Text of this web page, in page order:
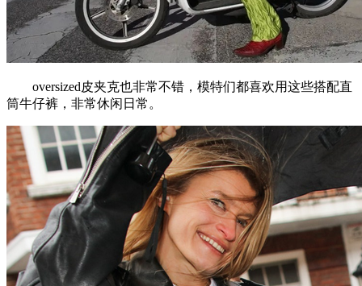
oversized皮夹克也非常不错，模特们都喜欢用这些搭配直
筒牛仔裤，非常休闲日常。